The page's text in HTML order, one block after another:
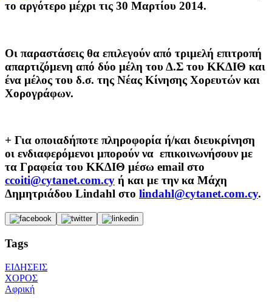
το αργότερο μέχρι τις 30 Μαρτίου 2014.
Οι παραστάσεις θα επιλεγούν από τριμελή επιτροπή
απαρτιζόμενη από δύο μέλη του Δ.Σ του ΚΚΔΙΘ και
ένα μέλος του δ.σ. της Νέας Κίνησης Χορευτών και
Χορογράφων.
+ Για οποιαδήποτε πληροφορία ή/και διευκρίνηση
οι ενδιαφερόμενοι μπορούν να επικοινωνήσουν με
τα Γραφεία του ΚΚΔΙΘ μέσω email στο
ccoiti@cytanet.com.cy ή και με την κα Μάχη
Δημητριάδου Lindahl στο lindahl@cytanet.com.cy.
Tags
ΕΙΔΗΣΕΙΣ
ΧΟΡΟΣ
Αφρική